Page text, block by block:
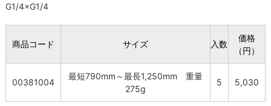
G1/4×G1/4
商品コード サイズ 入数
価格
（円）
00381004
最短790mm～最長1,250mm 重量
275g
5 5,030